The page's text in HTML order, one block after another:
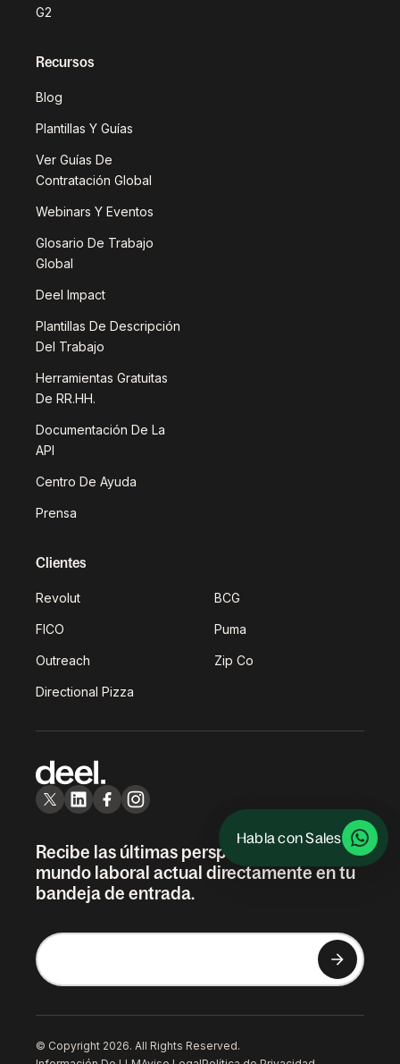
Habla con Sales
G2
Recursos
Blog
Plantillas Y Guías
Ver Guías De
Contratación Global
Webinars Y Eventos
Glosario De Trabajo
Global
Deel Impact
Plantillas De Descripción
Del Trabajo
Herramientas Gratuitas
De RR.HH.
Documentación De La
API
Centro De Ayuda
Prensa
Clientes
Revolut BCG
FICO Puma
Outreach Zip Co
Directional Pizza
Recibe las últimas perspectivas sobre el
mundo laboral actual directamente en tu
bandeja de entrada.
© Copyright 2026. All Rights Reserved.